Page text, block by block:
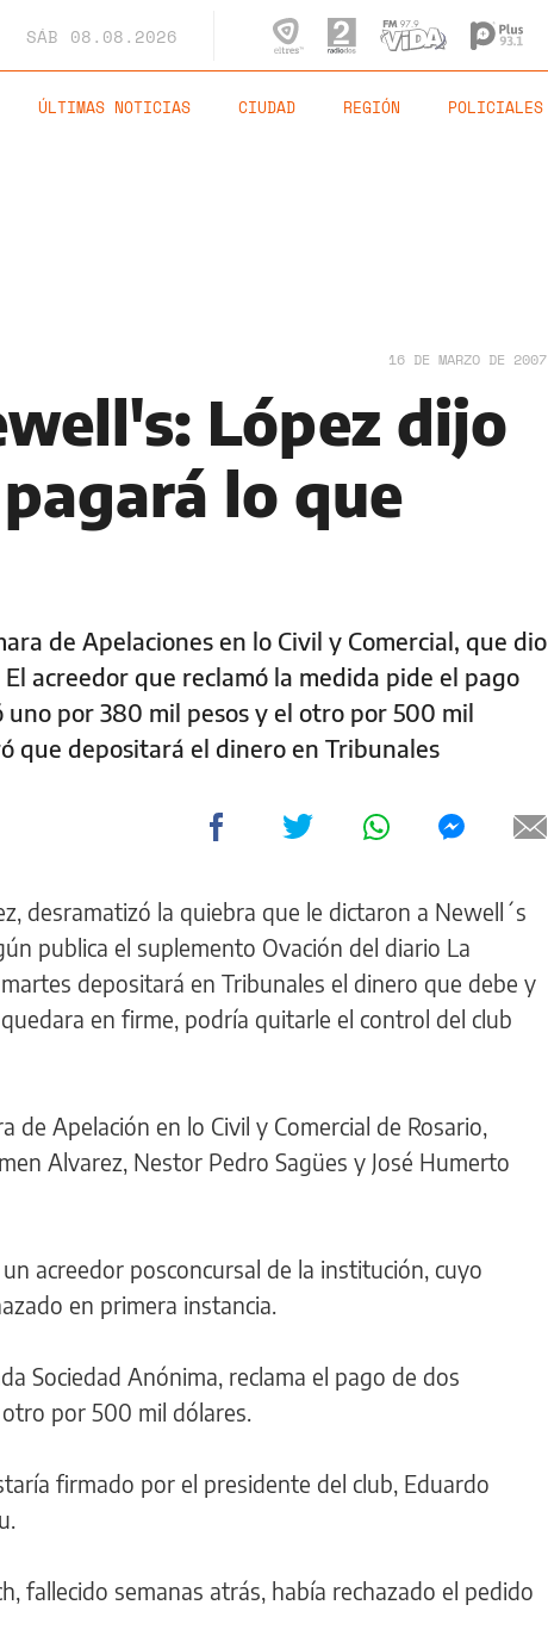
SÁB 08.08.2026
ÚLTIMAS NOTICIAS CIUDAD REGIÓN POLICIALES
16 DE MARZO DE 2007
López dijo
lo que
de Apelaciones en lo Civil y Comercial, que dio
acreedor que reclamó la medida pide el pago
por 380 mil pesos y el otro por 500 mil
que depositará el dinero en Tribunales
desramatizó la quiebra que le dictaron a Newell´s
publica el suplemento Ovación del diario La
depositará en Tribunales el dinero que debe y
en firme, podría quitarle el control del club
de Apelación en lo Civil y Comercial de Rosario,
Alvarez, Nestor Pedro Sagües y José Humerto
acreedor posconcursal de la institución, cuyo
en primera instancia.
Sociedad Anónima, reclama el pago de dos
por 500 mil dólares.
firmado por el presidente del club, Eduardo
fallecido semanas atrás, había rechazado el pedido